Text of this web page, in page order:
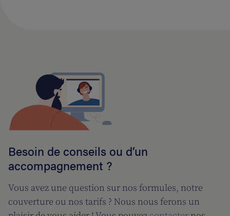
Besoin de conseils ou d’un
accompagnement ?
Vous avez une question sur nos formules, notre
couverture ou nos tarifs ? Nous nous ferons un